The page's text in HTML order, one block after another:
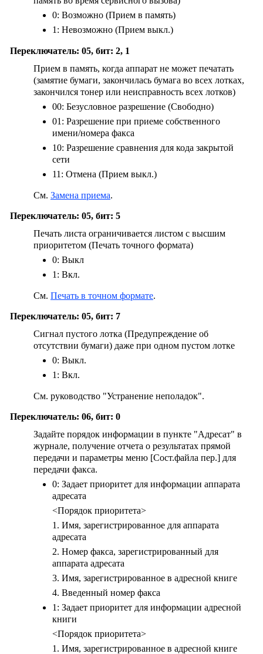
0: Возможно (Прием в память)
1: Невозможно (Прием выкл.)
Переключатель: 05, бит: 2, 1
Прием в память, когда аппарат не может печатать
(замятие бумаги, закончилась бумага во всех лотках,
закончился тонер или неисправность всех лотков)
00: Безусловное разрешение (Свободно)
01: Разрешение при приеме собственного
имени/номера факса
10: Разрешение сравнения для кода закрытой
сети
11: Отмена (Прием выкл.)
См. Замена приема.
Переключатель: 05, бит: 5
Печать листа ограничивается листом с высшим
приоритетом (Печать точного формата)
0: Выкл
1: Вкл.
См. Печать в точном формате.
Переключатель: 05, бит: 7
Сигнал пустого лотка (Предупреждение об
отсутствии бумаги) даже при одном пустом лотке
0: Выкл.
1: Вкл.
См. руководство "Устранение неполадок".
Переключатель: 06, бит: 0
Задайте порядок информации в пункте "Адресат" в
журнале, получение отчета о результатах прямой
передачи и параметры меню [Сост.файла пер.] для
передачи факса.
0: Задает приоритет для информации аппарата
адресата
<Порядок приоритета>
1. Имя, зарегистрированное для аппарата
адресата
2. Номер факса, зарегистрированный для
аппарата адресата
3. Имя, зарегистрированное в адресной книге
4. Введенный номер факса
1: Задает приоритет для информации адресной
книги
<Порядок приоритета>
1. Имя, зарегистрированное в адресной книге